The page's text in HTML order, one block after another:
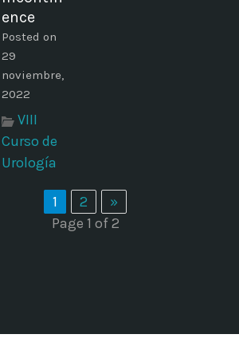
ence
Posted on
29
noviembre,
2022
VIII
Curso de
Urología
1 2
»
Page 1 of 2